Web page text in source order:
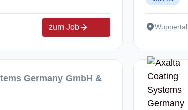
zum Job Wuppertal
Germany GmbH &